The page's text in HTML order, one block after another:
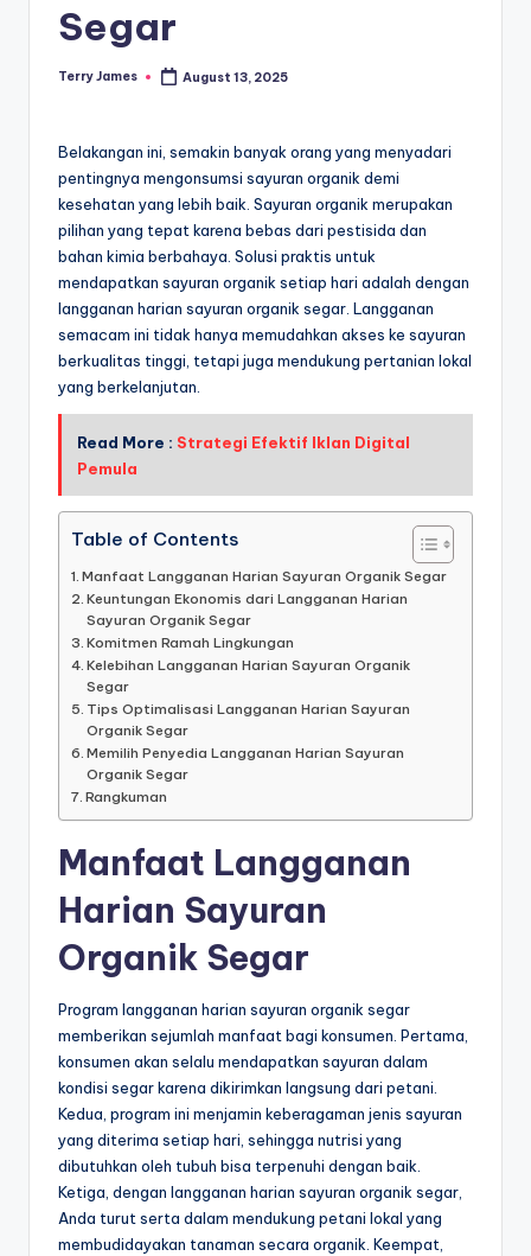
Segar
Posted
Terry James August 13, 2025
Belakangan ini, semakin banyak orang yang menyadari
pentingnya mengonsumsi sayuran organik demi
kesehatan yang lebih baik. Sayuran organik merupakan
pilihan yang tepat karena bebas dari pestisida dan
bahan kimia berbahaya. Solusi praktis untuk
mendapatkan sayuran organik setiap hari adalah dengan
langganan harian sayuran organik segar. Langganan
semacam ini tidak hanya memudahkan akses ke sayuran
berkualitas tinggi, tetapi juga mendukung pertanian lokal
yang berkelanjutan.
Read More : Strategi Efektif Iklan Digital
Pemula
Table of Contents
Manfaat Langganan Harian Sayuran Organik Segar
Keuntungan Ekonomis dari Langganan Harian
Sayuran Organik Segar
Komitmen Ramah Lingkungan
Kelebihan Langganan Harian Sayuran Organik
Segar
Tips Optimalisasi Langganan Harian Sayuran
Organik Segar
Memilih Penyedia Langganan Harian Sayuran
Organik Segar
Rangkuman
Manfaat Langganan
Harian Sayuran
Organik Segar
Program langganan harian sayuran organik segar
memberikan sejumlah manfaat bagi konsumen. Pertama,
konsumen akan selalu mendapatkan sayuran dalam
kondisi segar karena dikirimkan langsung dari petani.
Kedua, program ini menjamin keberagaman jenis sayuran
yang diterima setiap hari, sehingga nutrisi yang
dibutuhkan oleh tubuh bisa terpenuhi dengan baik.
Ketiga, dengan langganan harian sayuran organik segar,
Anda turut serta dalam mendukung petani lokal yang
membudidayakan tanaman secara organik. Keempat,